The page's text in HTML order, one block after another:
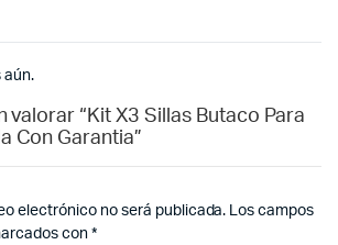
aún.
valorar “Kit X3 Sillas Butaco Para
Con Garantia”
electrónico no será publicada. Los campos
con*